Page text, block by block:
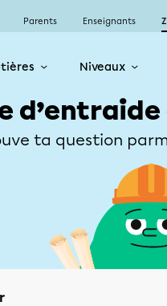
Parents Enseignants
Niveaux
ta question